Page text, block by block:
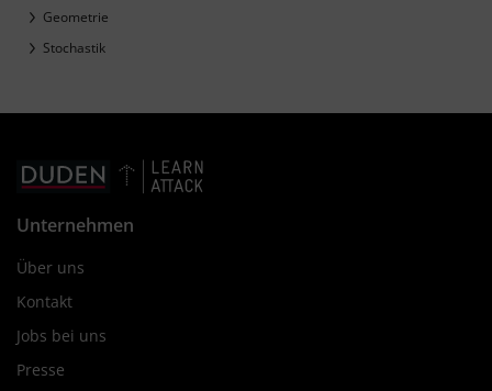
Geometrie
Stochastik
Unternehmen
Über uns
Kontakt
Jobs bei uns
Presse